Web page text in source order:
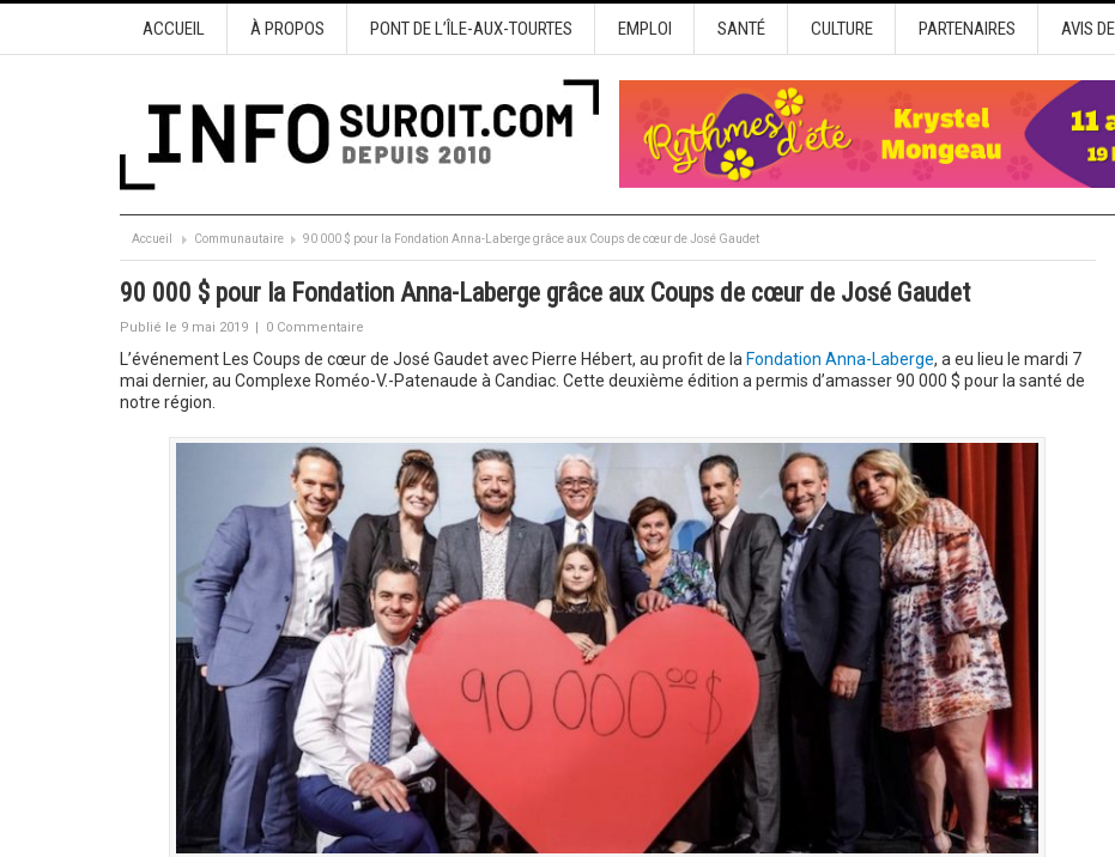
ACCUEIL À PROPOS PONT DE L’ÎLE-AUX-TOURTES EMPLOI SANTÉ CULTURE PARTENAIRES AVIS
Accueil Communautaire 90 000 $ pour la Fondation Anna-Laberge grâce aux Coups de cœur de José Gaudet
90 000 $ pour la Fondation Anna-Laberge grâce aux Coups de cœur de José Gaudet
Publié le 9 mai 2019 | 0 Commentaire
L’événement Les Coups de cœur de José Gaudet avec Pierre Hébert, au profit de la Fondation Anna-Laberge, a eu lieu le mardi 7
mai dernier, au Complexe Roméo-V.-Patenaude à Candiac. Cette deuxième édition a permis d’amasser 90 000 $ pour la santé de
notre région.